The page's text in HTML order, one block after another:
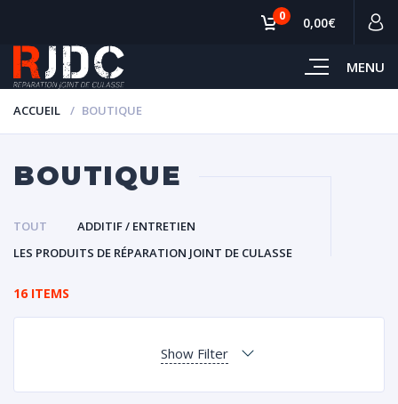
MENU
0 0,00€
ACCUEIL BOUTIQUE
BOUTIQUE
TOUT
ADDITIF / ENTRETIEN
LES PRODUITS DE RÉPARATION JOINT DE CULASSE
16 ITEMS
Show Filter